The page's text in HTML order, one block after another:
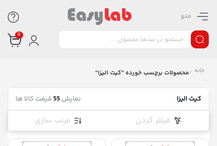
منو
0
خانه /محصولات برچسب خورده “کیت الیزا”
کیت الیزا نمایش55قیمت کالا ها
فیلتر کردن مرتب سازی